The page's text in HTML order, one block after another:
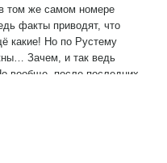
том же самом номере
факты приводят, что
какие! Но по Рустему
Зачем, и так ведь
вообще, после последних
от КПРФ) итоги
это тем, что
целенаправленно
злоупотреблений — как